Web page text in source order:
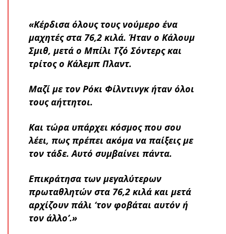
«Κέρδισα όλους τους νούμερο ένα
μαχητές στα 76,2 κιλά. Ήταν ο Κάλουμ
Σμιθ, μετά ο Μπίλι Τζό Σόντερς και
τρίτος ο Κάλεμπ Πλαντ.
Μαζί με τον Ρόκι Φίλντινγκ ήταν όλοι
τους αήττητοι.
Και τώρα υπάρχει κόσμος που σου
λέει, πως πρέπει ακόμα να παίξεις με
τον τάδε. Αυτό συμβαίνει πάντα.
Επικράτησα των μεγαλύτερων
πρωταθλητών στα 76,2 κιλά και μετά
αρχίζουν πάλι ‘τον φοβάται αυτόν ή
τον άλλο’.»